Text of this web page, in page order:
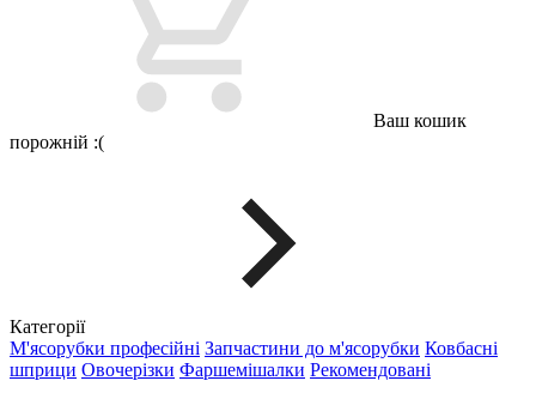
Ваш кошик
порожній :(
Категорії
М'ясорубки професійні Запчастини до м'ясорубки Ковбасні
шприци Овочерізки Фаршемішалки Рекомендовані